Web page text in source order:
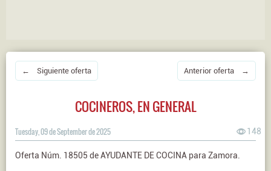
← Siguiente oferta Anterior oferta →
COCINEROS, EN GENERAL
Tuesday, 09 de September de 2025 148
Oferta Núm. 18505 de AYUDANTE DE COCINA para Zamora.